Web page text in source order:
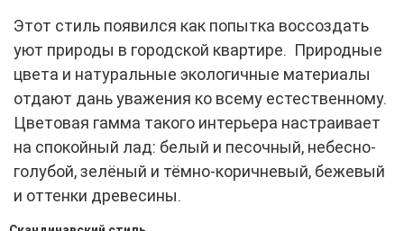
Этот стиль появился как попытка воссоздать
уют природы в городской квартире. Природные
цвета и натуральные экологичные материалы
отдают дань уважения ко всему естественному.
Цветовая гамма такого интерьера настраивает
на спокойный лад: белый и песочный, небесно-
голубой, зелёный и тёмно-коричневый, бежевый
и оттенки древесины.